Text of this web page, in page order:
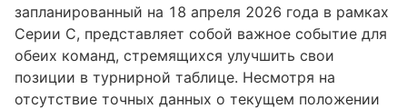
запланированный на 18 апреля 2026 года в рамках
Серии С, представляет собой важное событие для
обеих команд, стремящихся улучшить свои
позиции в турнирной таблице. Несмотря на
отсутствие точных данных о текущем положении